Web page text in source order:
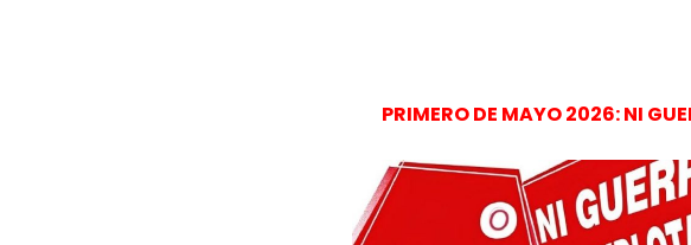
PRIMERO DE MAYO 2026: NI